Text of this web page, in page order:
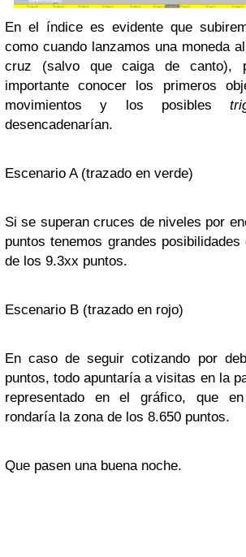
En el índice es evidente que
como cuando lanzamos una moneda
cruz (salvo que caiga de canto),
importante conocer los primeros
movimientos y los posibles
desencadenarían.
Escenario A (trazado en verde)
Si se superan cruces de niveles por
puntos tenemos grandes
de los 9.3xx puntos.
Escenario B (trazado en rojo)
En caso de seguir cotizando por
puntos, todo apuntaría a visitas en la
representado en el gráfico, que
rondaría la zona de los 8.650 puntos.
Que pasen una buena noche.